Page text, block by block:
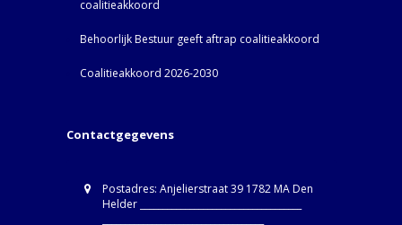
coalitieakkoord
Behoorlijk Bestuur geeft aftrap coalitieakkoord
Coalitieakkoord 2026-2030
Contactgegevens
Postadres: Anjelierstraat 39 1782 MA Den
Helder ____________________________________